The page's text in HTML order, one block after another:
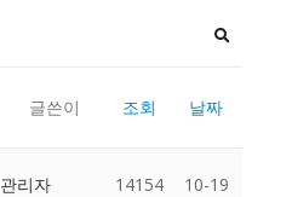
글쓴이 조회 날짜
관리자 14154 10-19